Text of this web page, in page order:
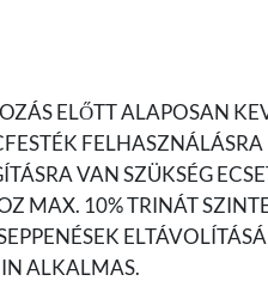
ELŐTT ALAPOSAN
VAN SZÜKSÉG
MAX. 10% TRINÁT
ALKALMAS.